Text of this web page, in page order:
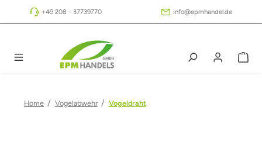
Zum Hauptinhalt springen
+49 208 - 37739770 info@epmhandel.de
Home / Vogelabwehr / Vogeldraht